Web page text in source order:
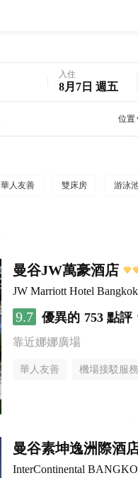
入住
8月7日 週五
位置
華人友善 雙床房 游泳
曼谷JW萬豪酒店
JW Marriott Hotel Bangkok
9.7 優異的 753 點評
靠近娜娜廣場
華人友善 機場接駁服務
曼谷素坤逸洲際酒
InterContinental